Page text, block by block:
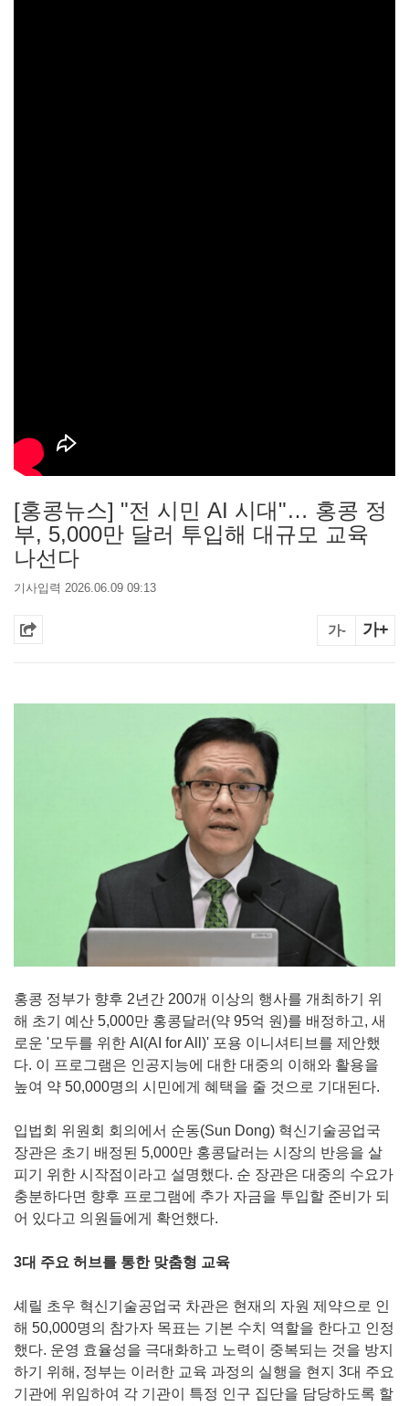
[홍콩뉴스] "전 시민 AI 시대"… 홍콩 정
부, 5,000만 달러 투입해 대규모 교육
나선다
기사입력 2026.06.09 09:13
가- 가+
홍콩 정부가 향후 2년간 200개 이상의 행사를 개최하기 위
해 초기 예산 5,000만 홍콩달러(약 95억 원)를 배정하고, 새
로운 '모두를 위한 AI(AI for All)' 포용 이니셔티브를 제안했
다. 이 프로그램은 인공지능에 대한 대중의 이해와 활용을
높여 약 50,000명의 시민에게 혜택을 줄 것으로 기대된다.
입법회 위원회 회의에서 순동(Sun Dong) 혁신기술공업국
장관은 초기 배정된 5,000만 홍콩달러는 시장의 반응을 살
피기 위한 시작점이라고 설명했다. 순 장관은 대중의 수요가
충분하다면 향후 프로그램에 추가 자금을 투입할 준비가 되
어 있다고 의원들에게 확언했다.
3대 주요 허브를 통한 맞춤형 교육
셰릴 초우 혁신기술공업국 차관은 현재의 자원 제약으로 인
해 50,000명의 참가자 목표는 기본 수치 역할을 한다고 인정
했다. 운영 효율성을 극대화하고 노력이 중복되는 것을 방지
하기 위해, 정부는 이러한 교육 과정의 실행을 현지 3대 주요
기관에 위임하여 각 기관이 특정 인구 집단을 담당하도록 할